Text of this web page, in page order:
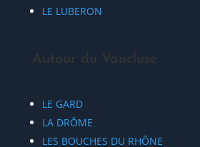
LE LUBERON
Autour du Vaucluse
LE GARD
LA DRÔME
LES BOUCHES DU RHÔNE